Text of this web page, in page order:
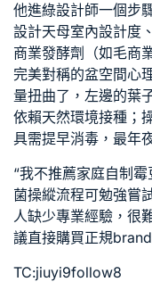
他進綠設計師一個步
設計天母室內設計度
商業發酵劑（如毛商
完美對稱的盆空間心
量扭曲了，左邊的葉
依賴天然環境接種；
具需提早消毒，最年
“我不推薦家庭自制
菌操縱流程可勉強嘗
人缺少專業經驗，很
議直接購買正規
TC:jiuyi9follow8